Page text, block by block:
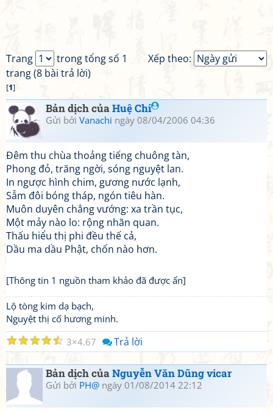
Xếp theo:
Trang
trong tổng số 1
trang (8 bài trả lời)
[1]
Bản dịch củaHuệ Chi
Gửi bởi Vanachi ngày 08/04/2006 04:36
Đêm thu chùa thoảng tiếng chuông tàn,
Phong đỏ, trăng ngời, sóng nguyệt lan.
In ngược hình chim, gương nước lạnh,
Sẫm đôi bóng tháp, ngón tiêu hàn.
Muôn duyên chẳng vướng: xa trần tục,
Một mảy nào lo: rộng nhãn quan.
Thấu hiểu thị phi đều thế cả,
Dầu ma dầu Phật, chốn nào hơn.
[Thông tin 1 nguồn tham khảo đã được ẩn]
Lộ tòng kim dạ bạch,
Nguyệt thị cố hương minh.
☆
☆
☆
☆
☆ 3 4.67 Trả lời
Bản dịch củaNguyễn Văn Dũng vicar
Gửi bởi PH@ ngày 01/08/2014 22:12